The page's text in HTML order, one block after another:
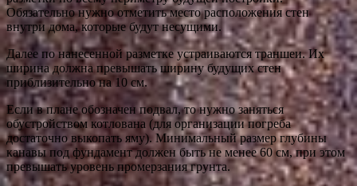
Обязательно нужно отметить место расположения стен
внутри дома, которые будут несущими.
Далее по нанесенной разметке устраиваются траншеи. Их
ширина должна превышать ширину будущих стен
приблизительно на 10 см.
Если в плане обозначен подвал, то нужно заняться
обустройством котлована (для организации погреба
достаточно выкопать яму). Минимальный размер глубины
канавы под фундамент должен быть не менее 60 см, при этом
превышать уровень промерзания грунта.